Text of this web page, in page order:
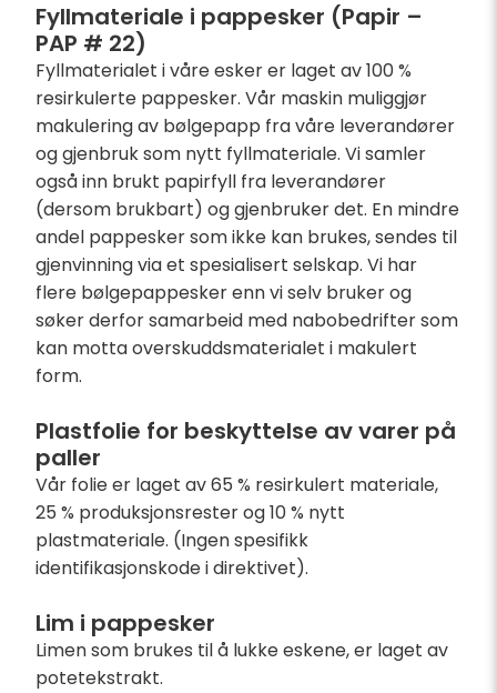
Fyllmateriale i pappesker (Papir –
PAP # 22)
Fyllmaterialet i våre esker er laget av 100 %
resirkulerte pappesker. Vår maskin muliggjør
makulering av bølgepapp fra våre leverandører
og gjenbruk som nytt fyllmateriale. Vi samler
også inn brukt papirfyll fra leverandører
(dersom brukbart) og gjenbruker det. En mindre
andel pappesker som ikke kan brukes, sendes til
gjenvinning via et spesialisert selskap. Vi har
flere bølgepappesker enn vi selv bruker og
søker derfor samarbeid med nabobedrifter som
kan motta overskuddsmaterialet i makulert
form.
Plastfolie for beskyttelse av varer på
paller
Vår folie er laget av 65 % resirkulert materiale,
25 % produksjonsrester og 10 % nytt
plastmateriale. (Ingen spesifikk
identifikasjonskode i direktivet).
Lim i pappesker
Limen som brukes til å lukke eskene, er laget av
potetekstrakt.